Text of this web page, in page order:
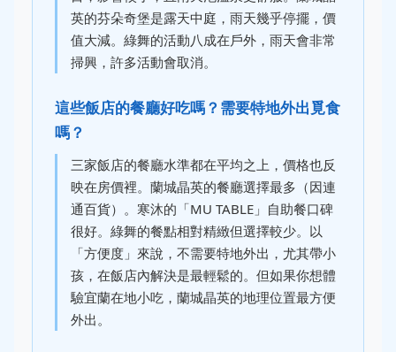
英的芬朵奇堡是露天中庭，雨天幾乎停擺，價
值大減。綠舞的活動八成在戶外，雨天會非常
掃興，許多活動會取消。
這些飯店的餐廳好吃嗎？需要特地外出覓食
嗎？
三家飯店的餐廳水準都在平均之上，價格也反
映在房價裡。蘭城晶英的餐廳選擇最多（因連
通百貨）。寒沐的「MU TABLE」自助餐口碑
很好。綠舞的餐點相對精緻但選擇較少。以
「方便度」來說，不需要特地外出，尤其帶小
孩，在飯店內解決是最輕鬆的。但如果你想體
驗宜蘭在地小吃，蘭城晶英的地理位置最方便
外出。